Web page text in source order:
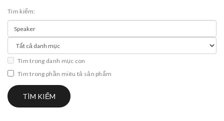
Tìm kiếm:
Tìm trong danh mục con
Tìm trong phần miêu tả sản phẩm